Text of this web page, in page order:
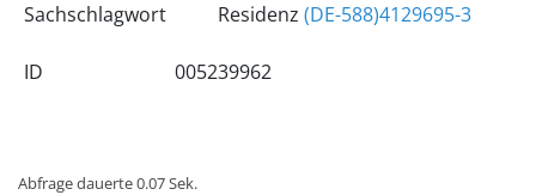
Sachschlagwort
Residenz (DE-588)4129695-3
ID 005239962
Abfrage dauerte 0.07 Sek.